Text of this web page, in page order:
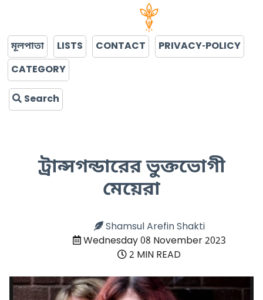
মূলপাতা LISTS CONTACT
PRIVACY-POLICY
CATEGORY
Search
ট্রান্সগন্ডারের ভুক্তভোগী
মেয়েরা
Shamsul Arefin Shakti
Wednesday 08 November 2023
2 MIN READ